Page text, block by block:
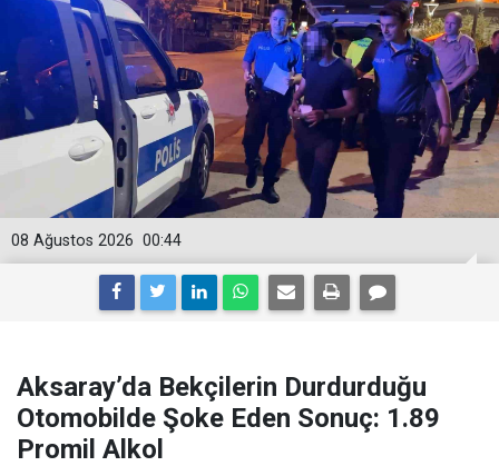
00:44
08 Ağustos 2026
Aksaray’da Bekçilerin Durdurduğu
Otomobilde Şoke Eden Sonuç: 1.89
Promil Alkol